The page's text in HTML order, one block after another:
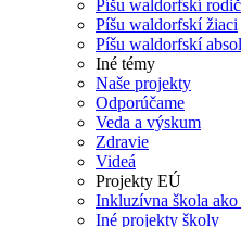
Píšu waldorfskí
Píšu waldorfskí žiaci
Píšu waldorfskí
Iné témy
Naše projekty
Odporúčame
Veda a výskum
Zdravie
Videá
Projekty EÚ
Inkluzívna škola ako
Iné projekty školy